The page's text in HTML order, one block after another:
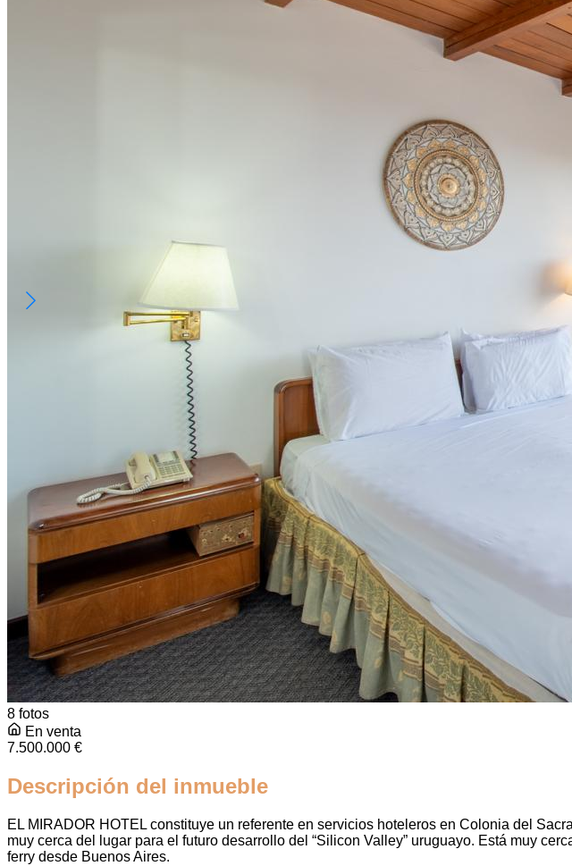
8 fotos
En venta
7.500.000 €
Descripción del inmueble
EL MIRADOR HOTEL constituye un referente en servicios hoteleros en Colonia del
muy cerca del lugar para el futuro desarrollo del “Silicon Valley” uruguayo. Está muy
ferry desde Buenos Aires.